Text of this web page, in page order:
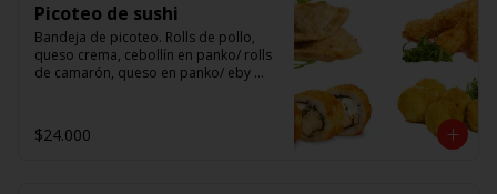
Picoteo de sushi
Bandeja de picoteo. Rolls de pollo,
queso crema, cebollín en panko/ rolls
de camarón, queso en panko/ eby
crema)/ gyosas mixtas.
$24.000